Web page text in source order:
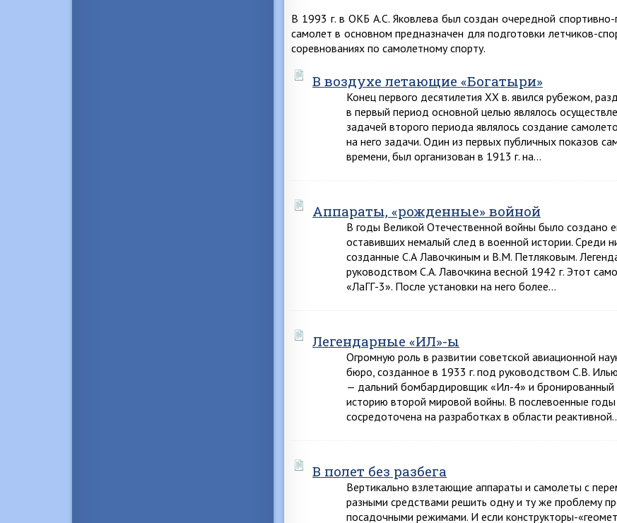
В 1993 г. в ОКБ А.С. Яковлева был создан очередной
самолет в основном предназначен для подготовки летчиков-
соревнованиях по самолетному спорту.
В воздухе летающие «Богатыри»
Конец первого десятилетия XX в. явился рубежом,
в первый период основной целью являлось
задачей второго периода являлось создание
на него задачи. Один из первых публичных показов
времени, был организован в 1913 г. на…
Аппараты, «рожденные» войной
В годы Великой Отечественной войны было создано
оставивших немалый след в военной истории. Среди
созданные С.А Лавочкиным и В.М. Петляковым.
руководством С.А. Лавочкина весной 1942 г. Этот
«ЛаГГ-3». После установки на него более…
Легендарные «ИЛ»-ы
Огромную роль в развитии советской авиационной
бюро, созданное в 1933 г. под руководством С.В.
— дальний бомбардировщик «Ил-4» и
историю второй мировой войны. В послевоенные
сосредоточена на разработках в области
В полет без разбега
Вертикально взлетающие аппараты и самолеты с
разными средствами решить одну и ту же проблему
посадочными режимами. И если конструкторы-